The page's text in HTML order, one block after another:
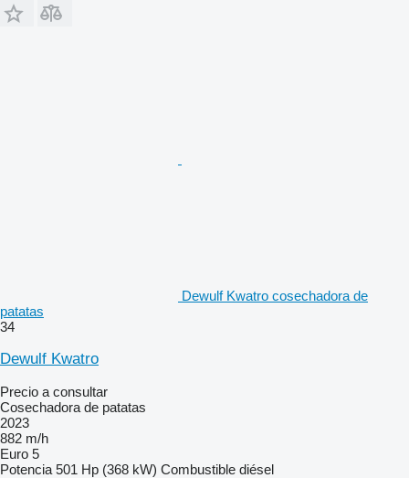
Dewulf Kwatro cosechadora de
patatas
34
Dewulf Kwatro
Precio a consultar
Cosechadora de patatas
2023
882 m/h
Euro 5
Potencia 501 Hp (368 kW) Combustible diésel